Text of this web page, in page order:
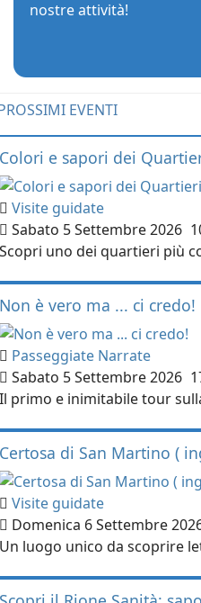
nostre attività!
EVENTI
Colori e sapori dei
Visite guidate
Sabato 5 Settembre 2026
Scopri uno dei quartieri più
Non è vero ma ... ci credo!
Passeggiate Narrate
Sabato 5 Settembre 2026
Il primo e inimitabile tour
Certosa di San Martino (
Visite guidate
Domenica 6 Settembre
Un luogo unico da scoprire